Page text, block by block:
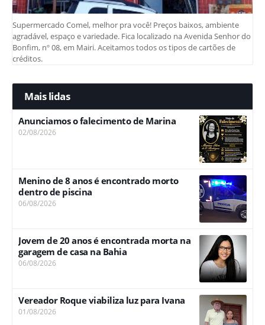
Supermercado Comel, melhor pra você! Preços baixos, ambiente
agradável, espaço e variedade. Fica localizado na Avenida Senhor do
Bonfim, nº 08, em Mairi. Aceitamos todos os tipos de cartões de
créditos.
Mais lidas
Anunciamos o falecimento de Marina
02/08/2026
Menino de 8 anos é encontrado morto
dentro de piscina
06/08/2026
Jovem de 20 anos é encontrada morta na
garagem de casa na Bahia
06/08/2026
Vereador Roque viabiliza luz para Ivana
01/08/2026